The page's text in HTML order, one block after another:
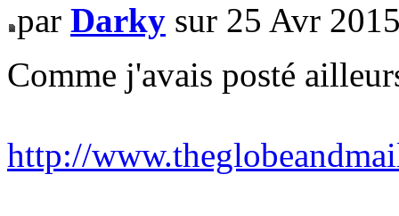
par Darky sur 25 Avr
Comme j'avais posté
http://